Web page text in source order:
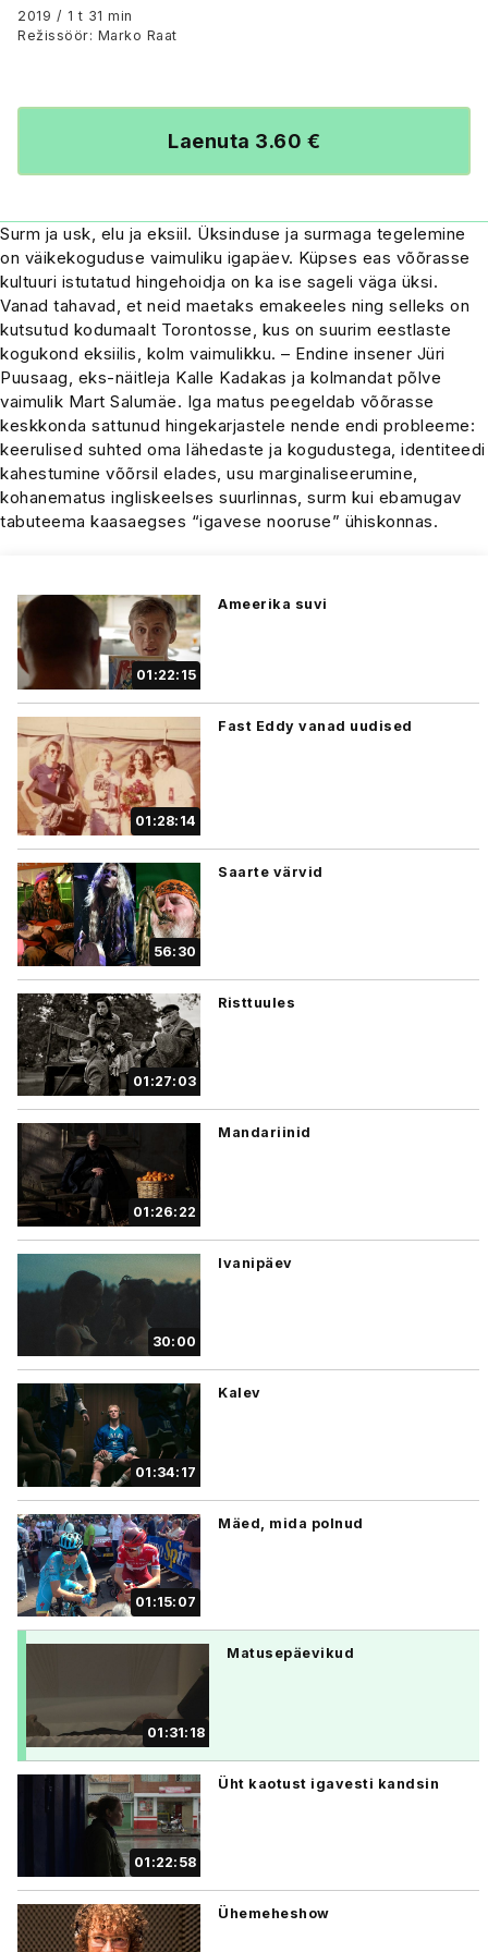
2019 / 1 t 31 min
Režissöör: Marko Raat
Laenuta 3.60 €
Surm ja usk, elu ja eksiil. Üksinduse ja surmaga tegelemine
on väikekoguduse vaimuliku igapäev. Küpses eas võõrasse
kultuuri istutatud hingehoidja on ka ise sageli väga üksi.
Vanad tahavad, et neid maetaks emakeeles ning selleks on
kutsutud kodumaalt Torontosse, kus on suurim eestlaste
kogukond eksiilis, kolm vaimulikku. – Endine insener Jüri
Puusaag, eks-näitleja Kalle Kadakas ja kolmandat põlve
vaimulik Mart Salumäe. Iga matus peegeldab võõrasse
keskkonda sattunud hingekarjastele nende endi probleeme:
keerulised suhted oma lähedaste ja kogudustega, identiteedi
kahestumine võõrsil elades, usu marginaliseerumine,
kohanematus ingliskeelses suurlinnas, surm kui ebamugav
tabuteema kaasaegses “igavese nooruse” ühiskonnas.
01:22:15
Ameerika suvi
01:28:14
Fast Eddy vanad uudised
56:30
Saarte värvid
01:27:03
Risttuules
01:26:22
Mandariinid
30:00
Ivanipäev
01:34:17
Kalev
01:15:07
Mäed, mida polnud
01:31:18
Matusepäevikud
01:22:58
Üht kaotust igavesti kandsin
Ühemeheshow